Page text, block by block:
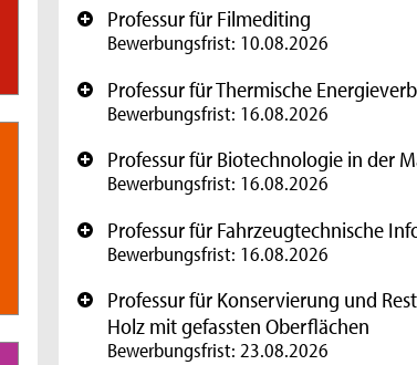
+ Professur für Filmediting
Bewerbungsfrist: 10.08.2026
+ Professur für Thermische
Bewerbungsfrist: 16.08.2026
+ Professur für Biotechnologie in der
Bewerbungsfrist: 16.08.2026
+ Professur für Fahrzeugtechnische
Bewerbungsfrist: 16.08.2026
+
Professur für Konservierung und
Holz mit gefassten Oberflächen
Bewerbungsfrist: 23.08.2026